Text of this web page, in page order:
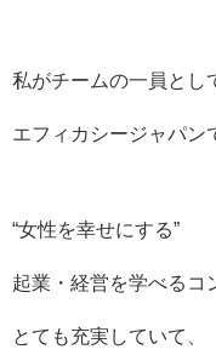
私がチームの一員とし
エフィカシージャパン
“女性を幸せにする”
起業・経営を学べるコ
とても充実していて、